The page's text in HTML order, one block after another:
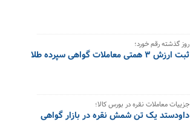
روز گذشته رقم خورد؛
ثبت ارزش ۳ همتی معاملات گواهی سپرده طلا
جزییات معاملات نقره در بورس کالا؛
داودستد یک تن شمش نقره در بازار گواهی